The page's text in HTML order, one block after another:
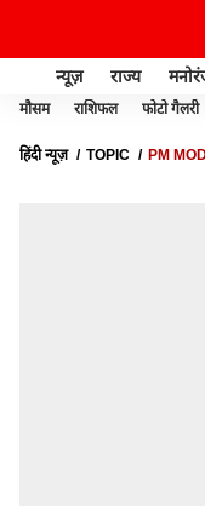
न्यूज़ राज्य
मौसम राशिफल फोटो गैलरी
हिंदी न्यूज़ TOPIC PM